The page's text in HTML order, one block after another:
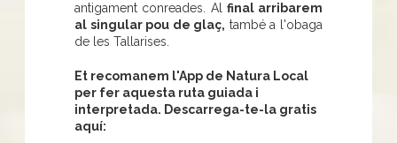
antigament conreades. Al final arribarem
al singular pou de glaç, també a l'obaga
de les Tallarises.
Et recomanem l'App de Natura Local
per fer aquesta ruta guiada i
interpretada. Descarrega-te-la gratis
aquí: